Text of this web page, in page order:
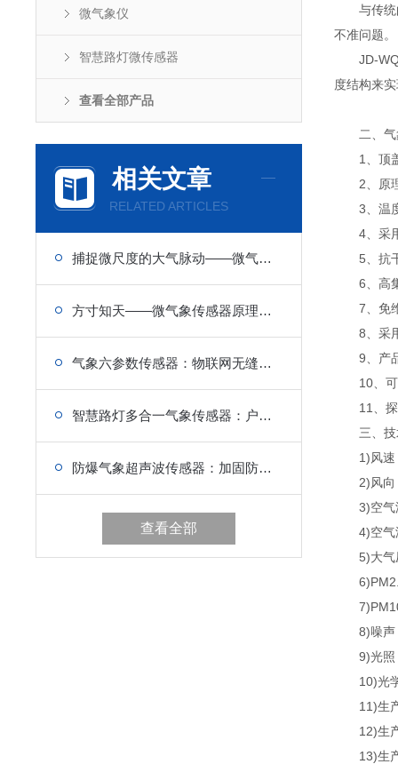
微气象仪
智慧路灯微传感器
查看全部产品
相关文章
RELATED ARTICLES
捕捉微尺度的大气脉动——微气象传感器原理与边界层观测应用
方寸知天——微气象传感器原理与选型指南
气象六参数传感器：物联网无缝对接，实时上传六类气象数据
智慧路灯多合一气象传感器：户外高防护设计，耐候性强
防爆气象超声波传感器：加固防震结构，厂区复杂环境抗震动
查看全部
与传统的
不准问题。
JD-
度结构来
二、气
1、顶盖
2、原理
3、温度
4、采用
5、抗干
6、高集
7、免维
8、采用
9、产品
10、可
11、探
三、技
1)风速：
2)风向：
3)空气
4)空气湿
5)大气压
6)PM2.5
7)PM10
8)噪声
9)光照
10)光学
11)生产
12)生产
13)生产